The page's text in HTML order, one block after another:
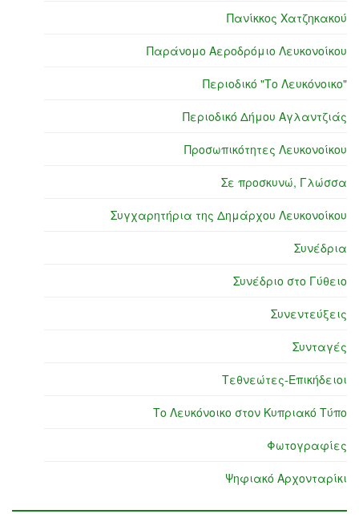
Πανίκκος Χατζηκακού
Παράνομο Αεροδρόμιο Λευκονοίκου
Περιοδικό "Το Λευκόνοικο"
Περιοδικό Δήμου Αγλαντζιάς
Προσωπικότητες Λευκονοίκου
Σε προσκυνώ, Γλώσσα
Συγχαρητήρια της Δημάρχου Λευκονοίκου
Συνέδρια
Συνέδριο στο Γύθειο
Συνεντεύξεις
Συνταγές
Τεθνεώτες-Επικήδειοι
Το Λευκόνοικο στον Κυπριακό Τύπο
Φωτογραφίες
Ψηφιακό Αρχονταρίκι